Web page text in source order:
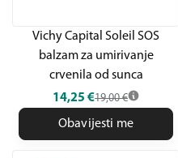
Vichy Capital Soleil SOS
balzam za umirivanje
crvenila od sunca
14,25 €19,00 €
Obavijesti me